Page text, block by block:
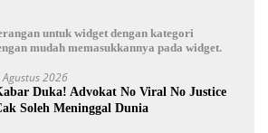
untuk widget dengan kategori
mudah memasukkannya pada widget.
Agustus 2026
Duka! Advokat No Viral No Justice
Soleh Meninggal Dunia